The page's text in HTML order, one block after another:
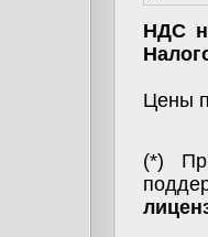
НДС
Цены
(*)